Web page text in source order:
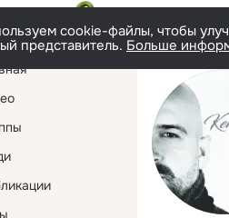
cookie-файлы, чтобы
представитель. Больше